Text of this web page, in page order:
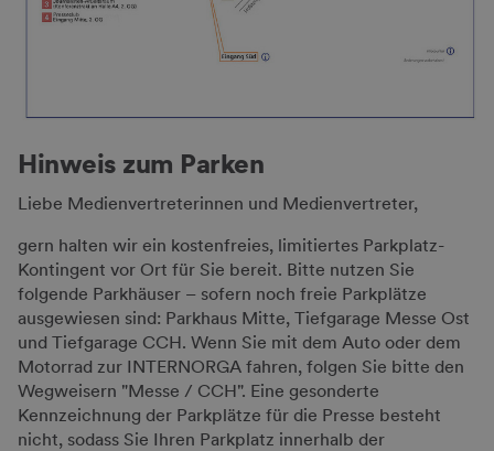
Hinweis zum Parken
Liebe Medienvertreterinnen und Medienvertreter,
gern halten wir ein kostenfreies, limitiertes Parkplatz-
Kontingent vor Ort für Sie bereit. Bitte nutzen Sie
folgende Parkhäuser – sofern noch freie Parkplätze
ausgewiesen sind: Parkhaus Mitte, Tiefgarage Messe Ost
und Tiefgarage CCH. Wenn Sie mit dem Auto oder dem
Motorrad zur INTERNORGA fahren, folgen Sie bitte den
Wegweisern "Messe / CCH". Eine gesonderte
Kennzeichnung der Parkplätze für die Presse besteht
nicht, sodass Sie Ihren Parkplatz innerhalb der